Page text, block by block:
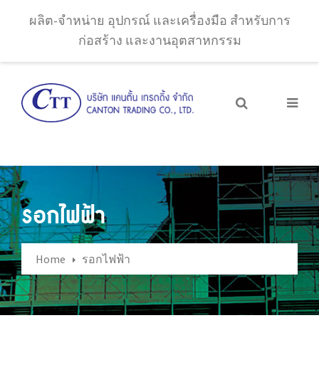
ผลิต-จำหน่าย อุปกรณ์ และเครื่องมือ สำหรับการ
ก่อสร้าง และงานอุตสาหกรรม
รอกไฟฟ้า
Home รอกไฟฟ้า